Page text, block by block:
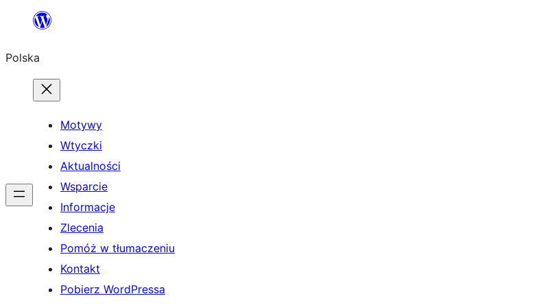
Przejdź
treści
Polska
Motywy
Wtyczki
Aktualności
Wsparcie
Informacje
Zlecenia
Pomóż w tłumaczeniu
Kontakt
Pobierz WordPressa